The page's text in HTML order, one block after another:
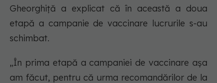
Gheorghiță a explicat că în această a doua
etapă a campanie de vaccinare lucrurile s-au
schimbat.
„În prima etapă a campaniei de vaccinare așa
am făcut, pentru că urma recomandărilor de la